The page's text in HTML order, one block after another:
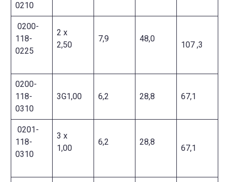
0210
0200-
118-
0225
2 x
2,50
7,9 48,0
107 ,3
0200-
118-
0310
3G1,00 6,2 28,8 67,1
0201-
118-
0310
3 x
1,00
6,2 28,8
67,1